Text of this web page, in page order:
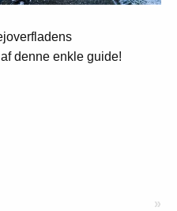
denne enkle guide!
»